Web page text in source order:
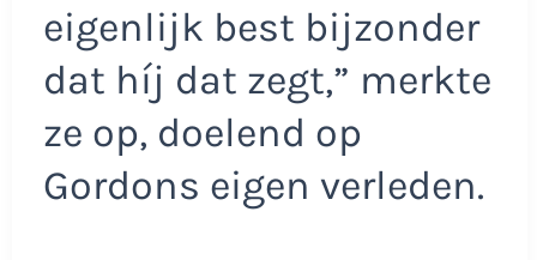
eigenlijk best bijzonder
dat híj dat zegt,” merkte
ze op, doelend op
Gordons eigen verleden.